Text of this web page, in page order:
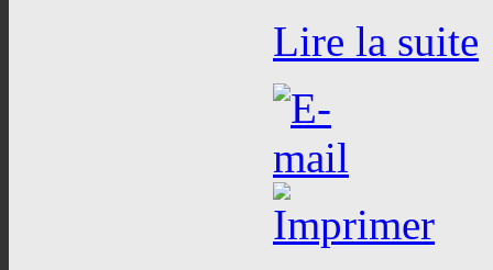
Lire la suite